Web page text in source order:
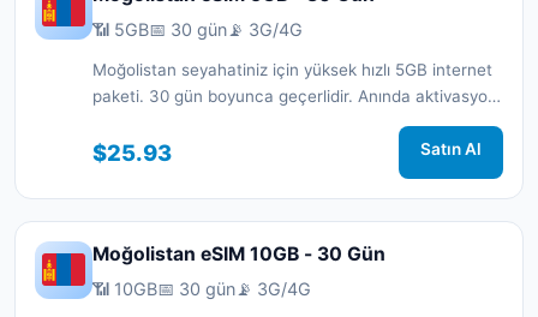
📶 5GB📅 30 gün📡 3G/4G
Moğolistan seyahatiniz için yüksek hızlı 5GB internet
paketi. 30 gün boyunca geçerlidir. Anında aktivasyon
$25.93 Satın Al
Moğolistan eSIM 10GB - 30 Gün
📶 10GB📅 30 gün📡 3G/4G